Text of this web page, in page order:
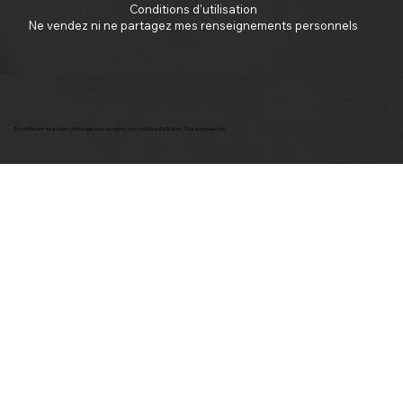
Conditions d'utilisation
Ne vendez ni ne partagez mes renseignements personnels
En continuant à parcourir cette page, vous acceptez nos conditions d'utilisation. Tous droits réservés.